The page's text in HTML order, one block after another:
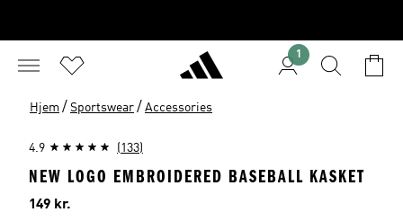
1
Hjem / Sportswear / Accessories
4.9 (133)
NEW LOGO EMBROIDERED BASEBALL KASKET
Pris
149 kr.